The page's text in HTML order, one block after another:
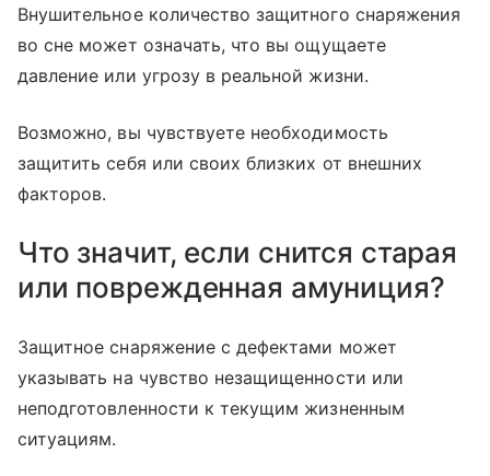
Внушительное количество защитного снаряжения
во сне может означать, что вы ощущаете
давление или угрозу в реальной жизни.
Возможно, вы чувствуете необходимость
защитить себя или своих близких от внешних
факторов.
Что значит, если снится старая
или поврежденная амуниция?
Защитное снаряжение с дефектами может
указывать на чувство незащищенности или
неподготовленности к текущим жизненным
ситуациям.